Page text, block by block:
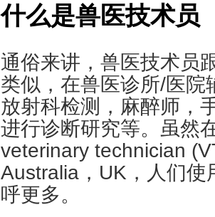
什么是兽医技术员
通俗来讲，兽医技术员
类似，在兽医诊所/医院
放射科检测，麻醉师，
进行诊断研究等。虽然
veterinary technician
Australia，UK，人们
呼更多。